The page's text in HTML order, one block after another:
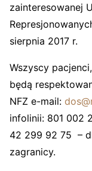
zainteresowanej
sierpnia 2017 r.
Wszyscy
będą
NFZ e-mail:
infolinii: 801 002
42 299 92 75 –
zagranicy.